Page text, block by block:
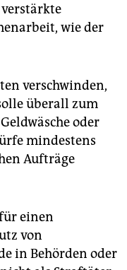
verstärkte
wie der
verschwinden,
überall zum
oder
mindestens
Aufträge
einen
von
in Behörden oder